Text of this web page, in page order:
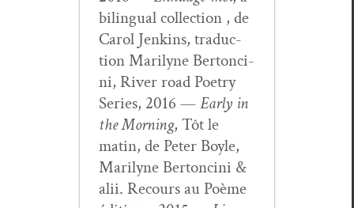
bilin­gual col­lec­tion , de
Car­ol Jenk­ins, tra­duc­
tion Mar­i­lyne Bertonci­
ni, Riv­er road Poet­ry
Series, 2016 —Ear­ly in
the Morn­ing, Tôt le
matin, de Peter Boyle,
Mar­i­lyne Bertonci­ni &
alii. Recours au Poème